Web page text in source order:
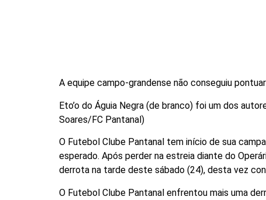
A equipe campo-grandense não conseguiu
Eto’o do Águia Negra (de branco) foi um dos
Soares/FC Pantanal)
O Futebol Clube Pantanal tem início de sua
esperado. Após perder na estreia diante do
derrota na tarde deste sábado (24), desta vez
O Futebol Clube Pantanal enfrentou mais uma